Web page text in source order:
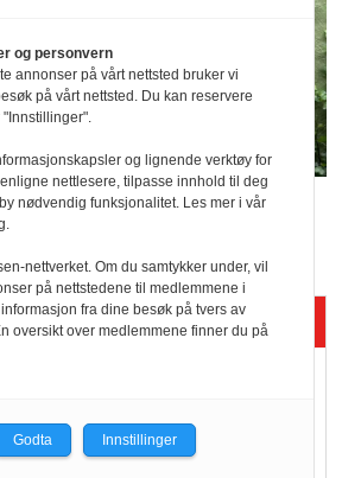
finalistene i
2026
KBS
pris når elbilister
velger ladestopp
og personvern
annonser på vårt nettsted bruker vi
på vårt nettsted. Du kan reservere
og lignende verktøy for
nettlesere, tilpasse innhold til deg
nødvendig funksjonalitet. Les mer i vår
nettverket. Om du samtykker under, vil
på nettstedene til medlemmene i
fra dine besøk på tvers av
oversikt over medlemmene finner du på
Godta Innstillinger